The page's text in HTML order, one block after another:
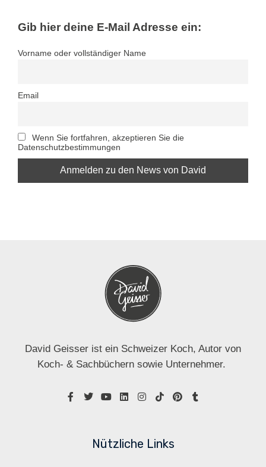
Gib hier deine E-Mail Adresse ein:
Vorname oder vollständiger Name
Email
Wenn Sie fortfahren, akzeptieren Sie die
Datenschutzbestimmungen
David Geisser ist ein Schweizer Koch, Autor von
Koch- & Sachbüchern sowie Unternehmer.
Nützliche Links